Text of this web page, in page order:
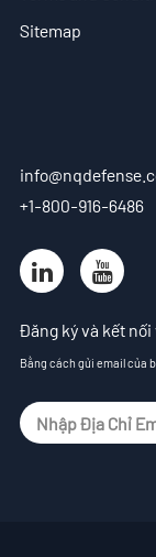
Sitemap
+1-800-916-6486
Đăng ký và kết nối
Bằng cách gửi email của